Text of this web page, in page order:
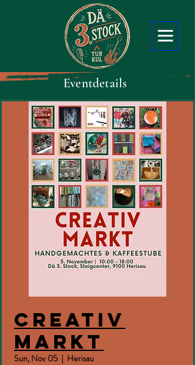
Eventdetails
Creativ
Markt
Sun, Nov 05
  |
Herisau